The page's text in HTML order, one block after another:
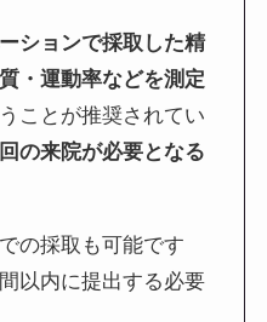
ションで採取した精
・運動率などを測定
ことが推奨されてい
の来院が必要となる
の採取も可能です
以内に提出する必要